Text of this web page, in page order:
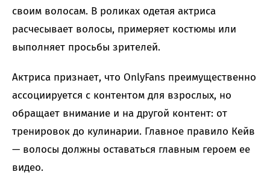
своим волосам. В роликах одетая актриса
расчесывает волосы, примеряет костюмы или
выполняет просьбы зрителей.
Актриса признает, что OnlyFans преимущественно
ассоциируется с контентом для взрослых, но
обращает внимание и на другой контент: от
тренировок до кулинарии. Главное правило Кейв
— волосы должны оставаться главным героем ее
видео.